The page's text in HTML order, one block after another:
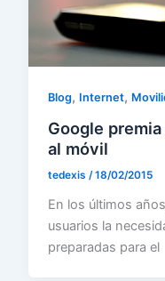
Blog, Internet,
Google
al móvil
tedexis/18/02/2015
En los últimos
usuarios la
preparadas para el